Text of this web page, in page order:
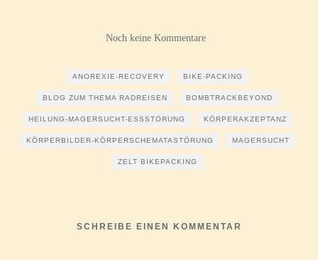
Noch keine Kommentare
ANOREXIE-RECOVERY BIKE-PACKING
BLOG ZUM THEMA RADREISEN BOMBTRACKBEYOND
HEILUNG-MAGERSUCHT-ESSSTÖRUNG KÖRPERAKZEPTANZ
KÖRPERBILDER-KÖRPERSCHEMATASTÖRUNG MAGERSUCHT
ZELT BIKEPACKING
SCHREIBE EINEN KOMMENTAR